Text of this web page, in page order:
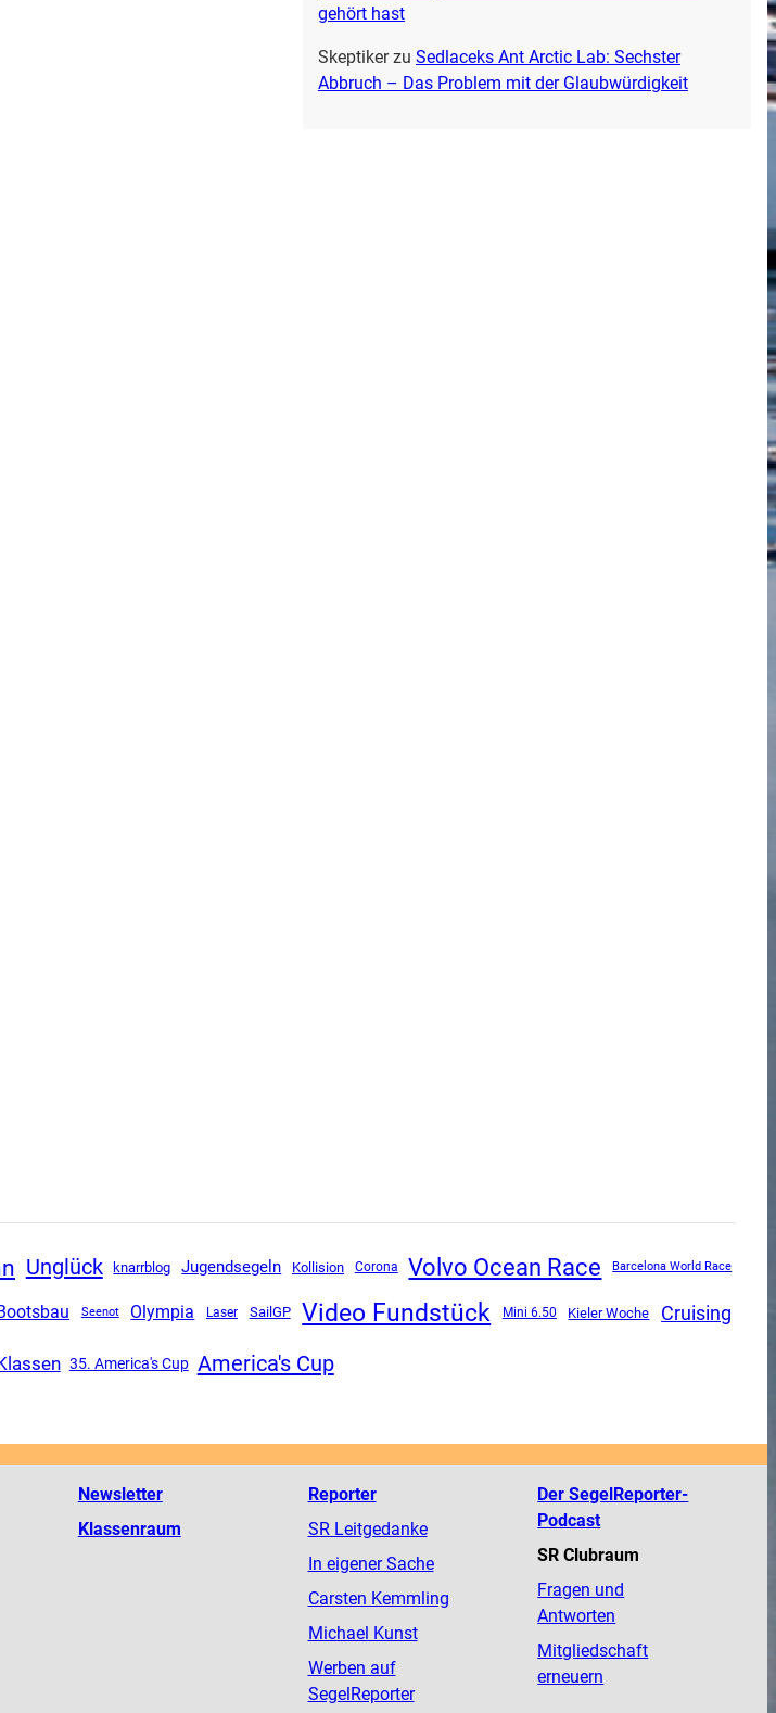
gehört hast
Skeptikerzu Sedlaceks Ant Arctic Lab: Sechster
Abbruch – Das Problem mit der Glaubwürdigkeit
Unglück knarrblog Jugendsegeln Kollision Corona Volvo Ocean Race Barcelona World Race
Seenot Olympia Laser SailGP Video Fundstück Mini 6.50 Kieler Woche Cruising
35. America's Cup America's Cup
Newsletter
Klassenraum
Reporter
SR Leitgedanke
In eigener Sache
Carsten Kemmling
Michael Kunst
Werben auf
SegelReporter
Der SegelReporter-
Podcast
SR Clubraum
Fragen und
Antworten
Mitgliedschaft
erneuern